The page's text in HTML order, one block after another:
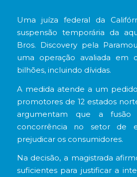
Uma juíza federal da
suspensão temporária da
Bros. Discovery pela
uma operação avaliada em
bilhões, incluindo dívidas.
A medida atende a um
promotores de 12 estados
argumentam que a
concorrência no setor de
prejudicar os consumidores.
Na decisão, a magistrada
suficientes para justificar a